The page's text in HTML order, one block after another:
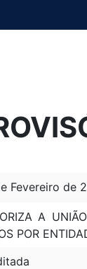
Fevereiro de
A
POR